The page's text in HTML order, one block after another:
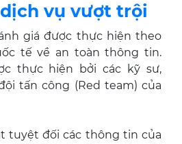
vụ vượt trội
giá được thực hiện theo
tế về an toàn thông tin.
thực hiện bởi các kỹ sư,
tấn công (Red team) của
tuyệt đối các thông tin của